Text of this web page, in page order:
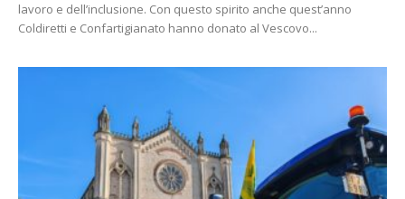
lavoro e dell’inclusione. Con questo spirito anche quest’anno
Coldiretti e Confartigianato hanno donato al Vescovo...